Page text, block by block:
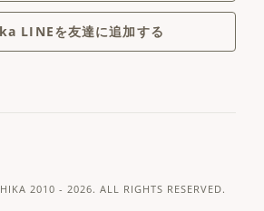
LINEを友達に追加する
2010 - 2026. ALL RIGHTS RESERVED.